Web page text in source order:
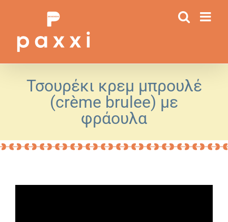
περιεχόμενο
Τσουρέκι κρεμ μπρουλέ
(crème brulee) με
φράουλα